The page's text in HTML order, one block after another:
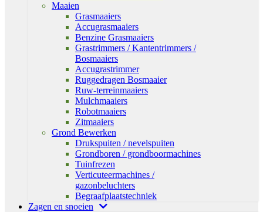
Maaien
Grasmaaiers
Accugrasmaaiers
Benzine Grasmaaiers
Grastrimmers / Kantentrimmers /
Bosmaaiers
Accugrastrimmer
Ruggedragen Bosmaaier
Ruw-terreinmaaiers
Mulchmaaiers
Robotmaaiers
Zitmaaiers
Grond Bewerken
Drukspuiten / nevelspuiten
Grondboren / grondboormachines
Tuinfrezen
Verticuteermachines /
gazonbeluchters
Begraafplaatstechniek
Zagen en snoeien